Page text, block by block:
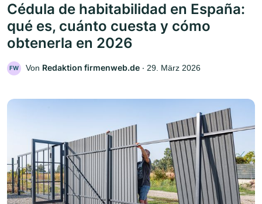
Cédula de habitabilidad en España:
qué es, cuánto cuesta y cómo
obtenerla en 2026
FW Von Redaktion firmenweb.de ‧ 29. März 2026